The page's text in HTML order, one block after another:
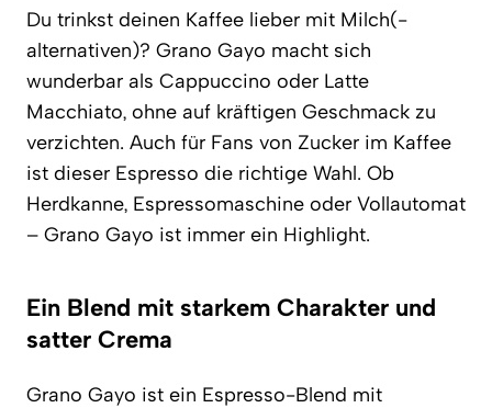
Du trinkst deinen Kaffee lieber mit Milch(-
alternativen)? Grano Gayo macht sich
wunderbar als Cappuccino oder Latte
Macchiato, ohne auf kräftigen Geschmack zu
verzichten. Auch für Fans von Zucker im Kaffee
ist dieser Espresso die richtige Wahl. Ob
Herdkanne, Espressomaschine oder Vollautomat
– Grano Gayo ist immer ein Highlight.
Ein Blend mit starkem Charakter und
satter Crema
Grano Gayo ist ein Espresso-Blend mit